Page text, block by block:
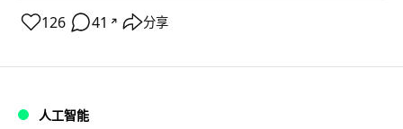
126 41 ↗ 分享
人工智能